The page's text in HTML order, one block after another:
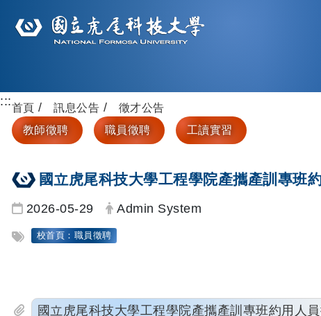
:::首頁 訊息公告
徵才公告
教師徵聘
職員徵聘 工讀實習
國立虎尾科技大學工程學院產攜產訓專班
日期：
2026-05-29 發布者：
Admin System
標籤：
校首頁：職員徵聘
國立虎尾科技大學工程學院產攜產訓專班約用人